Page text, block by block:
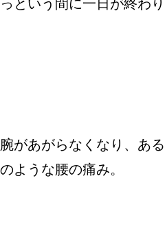
という間に一日が終わり
があがらなくなり、ある
ような腰の痛み。